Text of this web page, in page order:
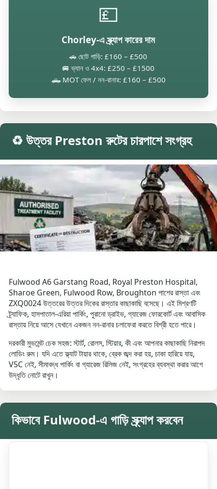
💷
Chorley-এ স্ক্র্যাপ কারের দাম
🚗 ছোট গাড়ি: £160 – £500
🚐 ভ্যান ও 4x4: £250 – £1500
🛻 MOT ফেল / নন-রানার: £160 – £500
♻️ উত্তর Preston রুটের চারপাশে সংগ্রহ
Fulwood A6 Garstang Road, Royal Preston Hospital,
Sharoe Green, Fulwood Row, Broughton পাশের রাস্তা এবং
ZXQ0024 উত্তরের উত্তর দিকের রাস্তার কাছাকাছি বসেছে। এই মিশ্রণটি
ট্র্যাফিক, হাসপাতাল-এরিয়া পার্কিং, পুরানো ড্রাইভ, গ্যারেজ ফোরকোর্ট এবং আবাসিক
রাস্তায় নিয়ে আসে যেখানে একজন নন-রানার চলাফেরা করতে বিশ্রী হতে পারে।
দরকারী মুভমেন্ট চেক সহজ: স্টার্ট, রোলস, স্টিয়ার, কী এবং আপনার কাছাকাছি নিরাপদ
লোডিং রুম। যদি এতে ফ্ল্যাট টায়ার থাকে, ব্রেক জব্দ করা হয়, চাকা হারিয়ে যায়,
V5C নেই, সীমাবদ্ধ পার্কিং বা গ্যারেজ রিলিজ নেই, সংগ্রহের ব্যবস্থা করার আগে
উদ্ধৃতি নোটে রাখুন।
কিভাবে Fulwood-এ গাড়ি স্ক্র্যাপ করবেন